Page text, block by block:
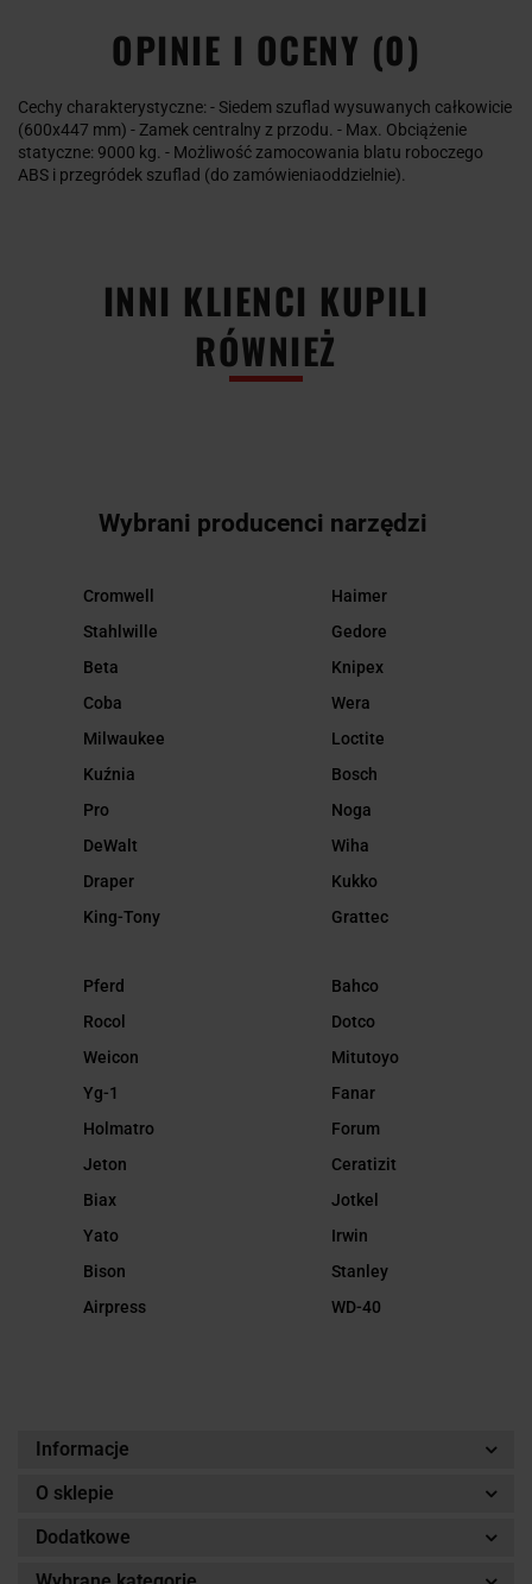
OPINIE I OCENY (0)
Cechy charakterystyczne: - Siedem szuflad wysuwanych całkowicie
(600x447 mm) - Zamek centralny z przodu. - Max. Obciążenie
statyczne: 9000 kg. - Możliwość zamocowania blatu roboczego
ABS i przegródek szuflad (do zamówieniaoddzielnie).
INNI KLIENCI KUPILI
RÓWNIEŻ
Wybrani producenci narzędzi
Cromwell
Stahlwille
Beta
Coba
Milwaukee
Kuźnia
Pro
DeWalt
Draper
King-Tony
Haimer
Gedore
Knipex
Wera
Loctite
Bosch
Noga
Wiha
Kukko
Grattec
Pferd
Rocol
Weicon
Yg-1
Holmatro
Jeton
Biax
Yato
Bison
Airpress
Bahco
Dotco
Mitutoyo
Fanar
Forum
Ceratizit
Jotkel
Irwin
Stanley
WD-40
Informacje
O sklepie
Dodatkowe